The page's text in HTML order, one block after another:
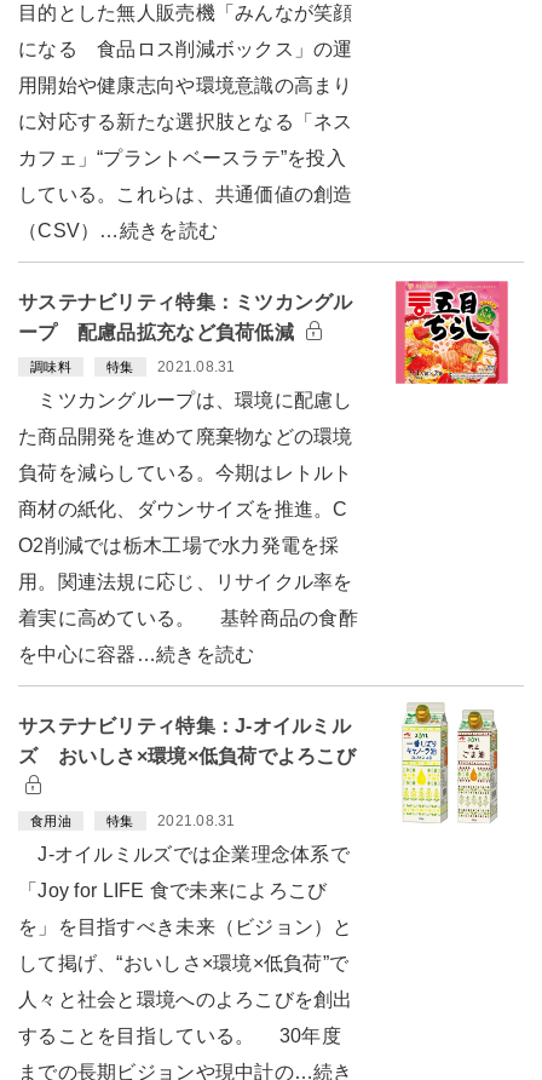
目的とした無人販売機「みんなが笑顔
になる 食品ロス削減ボックス」の運
用開始や健康志向や環境意識の高まり
に対応する新たな選択肢となる「ネス
カフェ」“プラントベースラテ”を投入
している。これらは、共通価値の創造
（CSV）…続きを読む
サステナビリティ特集：ミツカングル
ープ 配慮品拡充など負荷低減
調味料 特集 2021.08.31
ミツカングループは、環境に配慮し
た商品開発を進めて廃棄物などの環境
負荷を減らしている。今期はレトルト
商材の紙化、ダウンサイズを推進。C
O2削減では栃木工場で水力発電を採
用。関連法規に応じ、リサイクル率を
着実に高めている。 基幹商品の食酢
を中心に容器…続きを読む
サステナビリティ特集：J-オイルミル
ズ おいしさ×環境×低負荷でよろこび
食用油 特集 2021.08.31
J-オイルミルズでは企業理念体系で
「Joy for LIFE 食で未来によろこび
を」を目指すべき未来（ビジョン）と
して掲げ、“おいしさ×環境×低負荷”で
人々と社会と環境へのよろこびを創出
することを目指している。 30年度
までの長期ビジョンや現中計の…続き